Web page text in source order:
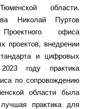
области.
Николай Пуртов
офиса
проектов, внедрении
и цифровых
году практика
по сопровождению
области была
практика для